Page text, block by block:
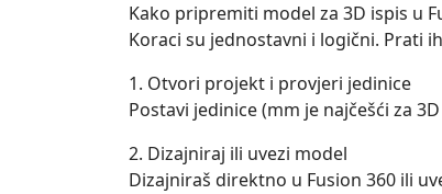
Kako pripremiti model za 3D ispis u
Koraci su jednostavni i logični. Prati
1. Otvori projekt i provjeri jedinice
Postavi jedinice (mm je najčešći za
2. Dizajniraj ili uvezi model
Dizajniraš direktno u Fusion 360 ili